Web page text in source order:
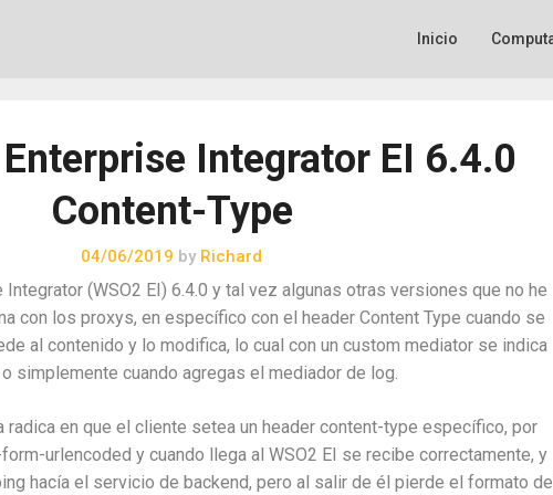
Inicio
Integrator EI 6.4.0
Content-Type
04/06/2019 by Richard
Integrator (WSO2 EI) 6.4.0 y tal vez algunas otras versiones que no he
con los proxys, en específico con el header Content Type cuando se
al contenido y lo modifica, lo cual con un custom mediator se indica
simplemente cuando agregas el mediador de log.
radica en que el cliente setea un header content-type específico, por
urlencoded y cuando llega al WSO2 EI se recibe correctamente, y
hacía el servicio de backend, pero al salir de él pierde el formato